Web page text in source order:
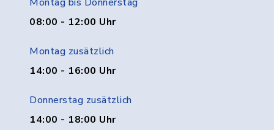
08:00 - 12:00 Uhr
Montag zusätzlich
14:00 - 16:00 Uhr
Donnerstag zusätzlich
14:00 - 18:00 Uhr